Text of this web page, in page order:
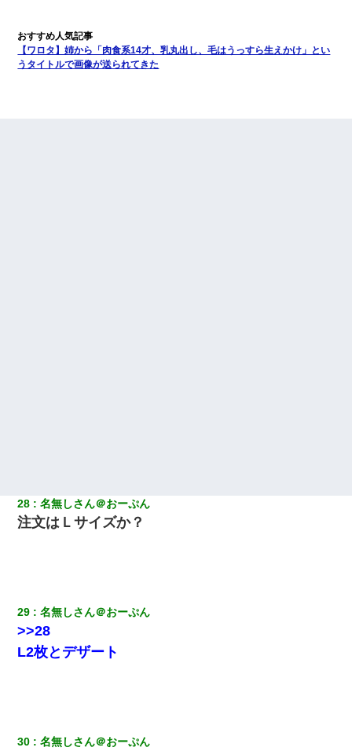
【ワロタ】姉から「肉食系14才、乳丸出し、毛はうっすら生えかけ」とい
うタイトルで画像が送られてきた
28 名無しさん＠おーぷん
注文はＬサイズか？
29 名無しさん＠おーぷん
>>28
L2枚とデザート
30 名無しさん＠おーぷん